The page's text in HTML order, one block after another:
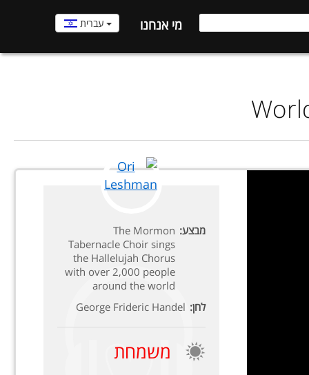
מי אנחנו עברית
מבצע: The Mormon
Tabernacle Choir sings
the Hallelujah Chorus
with over 2,000 people
around the world
לחן: George Frideric Handel
משמחת